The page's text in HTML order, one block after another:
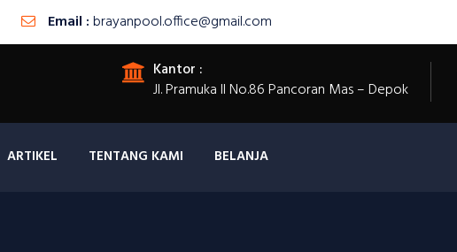
Email :brayanpool.office@gmail.com
Kantor :
Jl. Pramuka II No.86 Pancoran Mas – Depok
ARTIKEL TENTANG KAMI BELANJA